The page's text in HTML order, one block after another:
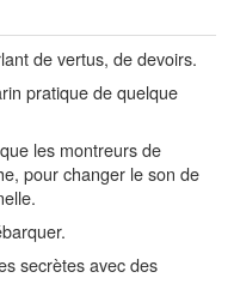
de vertus, de devoirs.
pratique de quelque
les montreurs de
pour changer le son de
secrètes avec des